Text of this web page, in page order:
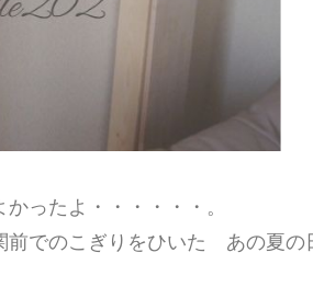
ったよ・・・・・・。
でのこぎりをひいた あの夏の